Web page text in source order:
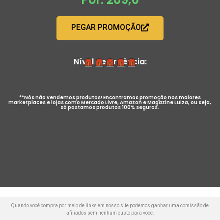
PEGAR PROMOÇÃO
Nível de Urgência:
**Nós não vendemos produtos! Encontramos promoção nos maiores
marketplaces e lojas como Mercado Livre, Amazon e Magazine Luiza, ou seja,
só postamos produtos 100% seguros.
Quando você compra por meio de links em nosso site podemos ganhar uma comissão de
afiliados sem nenhum custo para você.